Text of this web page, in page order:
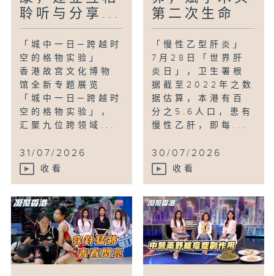
聆听与分享...
「城中一日─跨越时
空的格物实验」
香港故宫文化博物
馆全新专题展览
「城中一日─跨越时
空的格物实验」，
汇聚九位跨领域...
31/07/2026
收看
第二次生命
「慢性乙型肝炎」
7月28日「世界肝
炎日」，卫生署根
据截至2022年之数
据估算，本港有百
分之5.6人口，患有
慢性乙肝，即每...
30/07/2026
收看